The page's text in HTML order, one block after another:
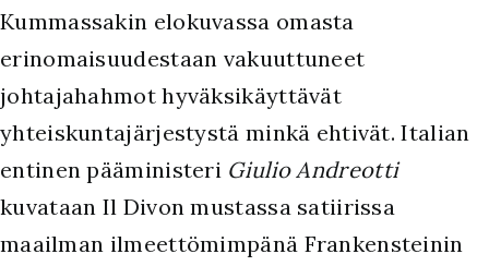
Kummassakin elokuvassa omasta
erinomaisuudestaan vakuuttuneet
johtajahahmot hyväksikäyttävät
yhteiskuntajärjestystä minkä ehtivät. Italian
entinen pääministeri Giulio Andreotti
kuvataan Il Divon mustassa satiirissa
maailman ilmeettömimpänä Frankensteinin